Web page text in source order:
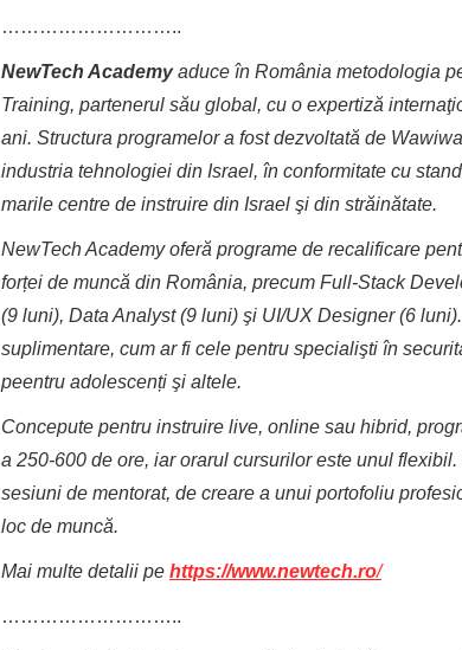
………………………..
NewTech Academyaduce în România metodologia
Training, partenerul său global, cu o expertiză
ani. Structura programelor a fost dezvoltată de
industria tehnologiei din Israel, în conformitate cu
marile centre de instruire din Israel şi din străinătate.
NewTech Academy oferă programe de recalificare
forței de muncă din România, precum Full-Stack
(9 luni), Data Analyst (9 luni) şi UI/UX Designer (6
suplimentare, cum ar fi cele pentru specialişti în
peentru adolescenți şi altele.
Concepute pentru instruire live, online sau hibrid,
a 250-600 de ore, iar orarul cursurilor este unul
sesiuni de mentorat, de creare a unui portofoliu
loc de muncă.
Mai multe detalii pe https://www.newtech.ro/
………………………..